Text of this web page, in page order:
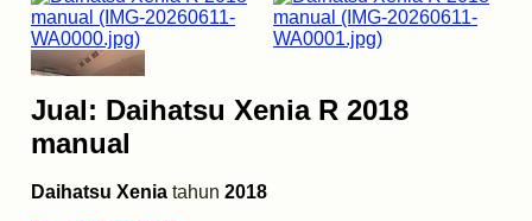
Jual: Daihatsu Xenia R 2018
manual
Daihatsu Xenia tahun 2018